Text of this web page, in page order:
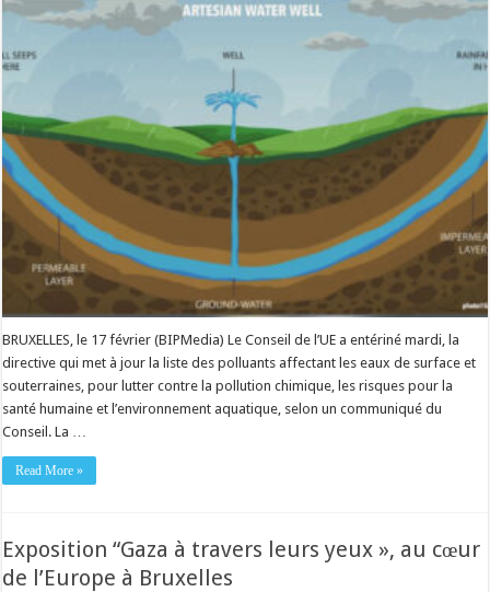
BRUXELLES, le 17 février (BIPMedia) Le Conseil de l’UE a entériné mardi, la
directive qui met à jour la liste des polluants affectant les eaux de surface et
souterraines, pour lutter contre la pollution chimique, les risques pour la
santé humaine et l’environnement aquatique, selon un communiqué du
Conseil. La …
Read More »
Exposition “Gaza à travers leurs yeux », au cœur
de l’Europe à Bruxelles